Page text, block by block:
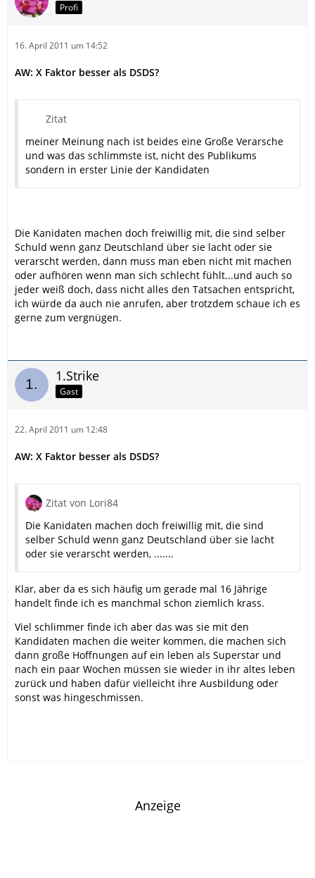
Profi
16. April 2011 um 14:52
AW: X Faktor besser als DSDS?
Zitat
meiner Meinung nach ist beides eine Große Verarsche
und was das schlimmste ist, nicht des Publikums
sondern in erster Linie der Kandidaten
Die Kanidaten machen doch freiwillig mit, die sind selber
Schuld wenn ganz Deutschland über sie lacht oder sie
verarscht werden, dann muss man eben nicht mit machen
oder aufhören wenn man sich schlecht fühlt...und auch so
jeder weiß doch, dass nicht alles den Tatsachen entspricht,
ich würde da auch nie anrufen, aber trotzdem schaue ich es
gerne zum vergnügen.
1.Strike
Gast
22. April 2011 um 12:48
AW: X Faktor besser als DSDS?
Zitat von Lori84
Die Kanidaten machen doch freiwillig mit, die sind
selber Schuld wenn ganz Deutschland über sie lacht
oder sie verarscht werden, .......
Klar, aber da es sich häufig um gerade mal 16 Jährige
handelt finde ich es manchmal schon ziemlich krass.
Viel schlimmer finde ich aber das was sie mit den
Kandidaten machen die weiter kommen, die machen sich
dann große Hoffnungen auf ein leben als Superstar und
nach ein paar Wochen müssen sie wieder in ihr altes leben
zurück und haben dafür vielleicht ihre Ausbildung oder
sonst was hingeschmissen.
Anzeige